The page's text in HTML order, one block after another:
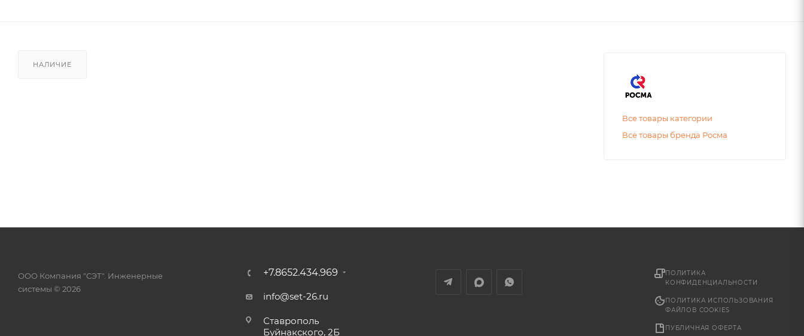
НАЛИЧИЕ
Все товары категории
Все товары бренда Росма
ООО Компания "СЭТ". Инженерные
системы © 2026
+7.8652.434.969
info@set-26.ru
Ставрополь
Буйнакского, 2Б
ПОЛИТИКА
КОНФИДЕНЦИАЛЬНОСТИ
ПОЛИТИКА ИСПОЛЬЗОВАНИЯ
ФАЙЛОВ COOKIES
ПУБЛИЧНАЯ ОФЕРТА